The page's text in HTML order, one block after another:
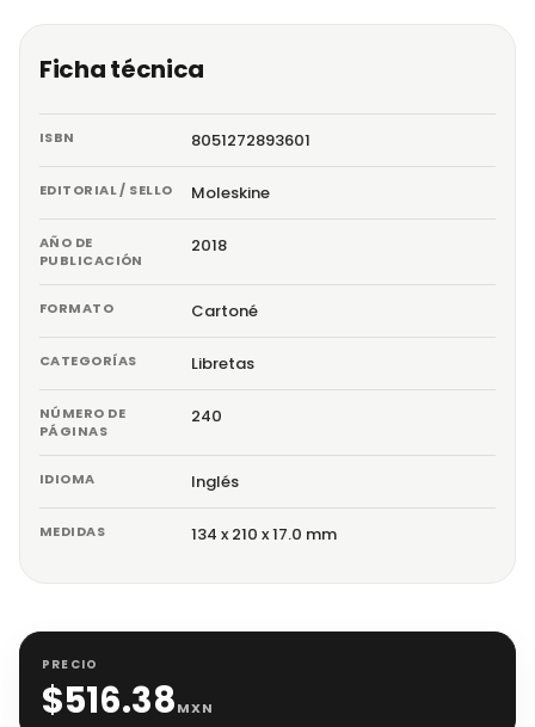
Ficha técnica
ISBN 8051272893601
EDITORIAL / SELLO Moleskine
AÑO DE
PUBLICACIÓN
2018
FORMATO Cartoné
CATEGORÍAS Libretas
NÚMERO DE
PÁGINAS
240
IDIOMA Inglés
MEDIDAS 134 x 210 x 17.0 mm
PRECIO
$516.38MXN